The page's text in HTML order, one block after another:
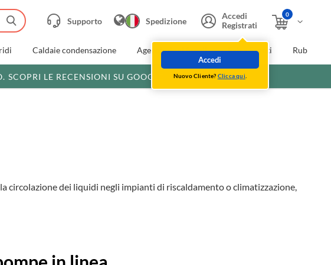
Supporto Spedizione
Accedi
Registrati
Accedi
Nuovo Cliente? Clicca qui
0
Caldaie condensazione Agevolazioni fiscali Extra Sconti
SCOPRI LE RECENSIONI SU GOOGLE
circolazione dei liquidi negli impianti di riscaldamento o climatizzazione,